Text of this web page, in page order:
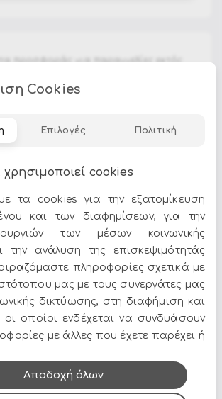
προσφοράς για παραγγελίες εκτός
της Αθήνας. Τα έξοδα
- βαφή(πολυεστέρας) αλουμίνιο frame.
σχοινί olefin(ανθεκτικό ύφασμα).
με νερό - απωθητικό ύφασμα
ύφασμα)(100 % πολυπροπυλένιο).
βίδες.
συναρμολογημένο.
- 103b - 82h - 40h1 - 65h3(x2PCS); 134a -
65h3
και τα νέα του Epilegin,
και τα social media!
Cookies
Επιλογές Πολιτική
χρησιμοποιεί cookies
τα cookies για την εξατομίκευση
και των διαφημίσεων, για την
των μέσων κοινωνικής
την ανάλυση της επισκεψιμότητάς
πληροφορίες σχετικά με
μας με τους συνεργάτες μας
δικτύωσης, στη διαφήμιση και
οποίοι ενδέχεται να συνδυάσουν
με άλλες που έχετε παρέχει ή
Αποδοχή όλων